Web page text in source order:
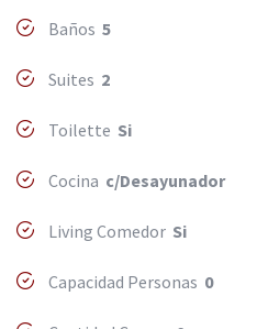
Baños 5
Suites 2
Toilette Si
Cocina c/Desayunador
Living Comedor Si
Capacidad Personas 0